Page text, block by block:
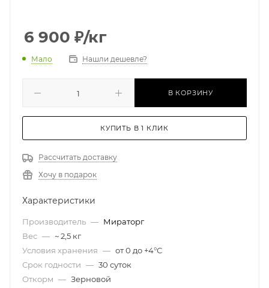
6 900 ₽/кг
Мало Нашли дешевле?
В КОРЗИНУ
КУПИТЬ В 1 КЛИК
Рассчитать доставку
Хочу в подарок
Характеристики
Производитель — Мираторг
Вес — ~ 2,5 кг
Условия хранения — от 0 до +4°С
Срок годности — 30 суток
Откорм — Зерновой